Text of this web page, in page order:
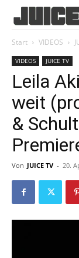
Start VIDEOS
VIDEOS JUICE TV
Leila
weit
&
Von JUICE TV - 20.